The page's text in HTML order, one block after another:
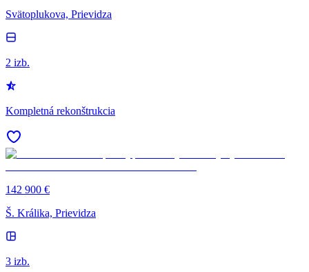
Svätoplukova, Prievidza
2 izb.
Kompletná rekonštrukcia
142 900 €
Š. Králika, Prievidza
3 izb.